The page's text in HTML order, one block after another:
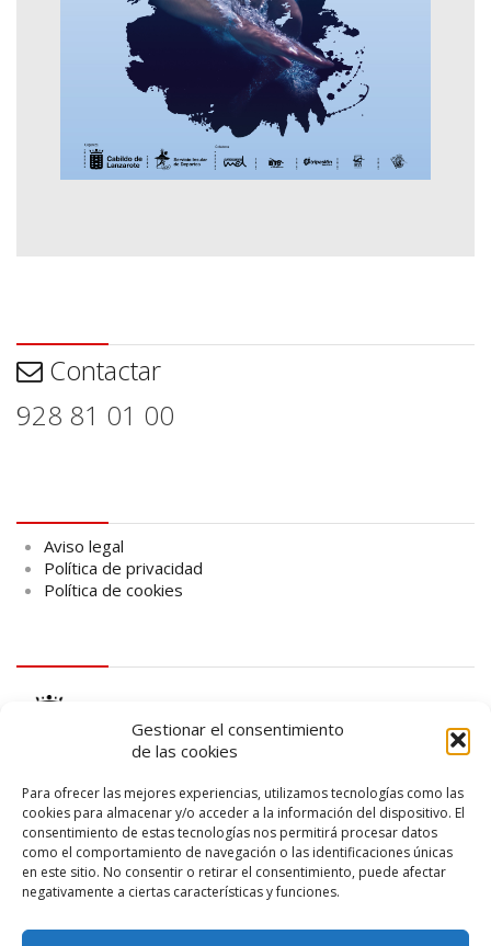
Gestionar el consentimiento
de las cookies
Para ofrecer las mejores experiencias, utilizamos tecnologías como las
cookies para almacenar y/o acceder a la información del dispositivo. El
consentimiento de estas tecnologías nos permitirá procesar datos
como el comportamiento de navegación o las identificaciones únicas
en este sitio. No consentir o retirar el consentimiento, puede afectar
negativamente a ciertas características y funciones.
Contactar
928 81 01 00
Aviso legal
Política de privacidad
Política de cookies
logo SID